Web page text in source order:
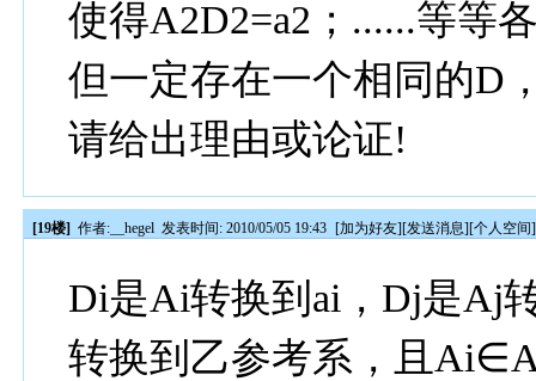
使得A2D2=a2；......等等
但一定存在一个相同的D
请给出理由或论证!
[19楼] 作者: __hegel 发表时间: 2010/05/05 19:43 [加为好友][发送消息][个人空间]
Di是Ai转换到ai，Dj是Aj
转换到乙参考系，且